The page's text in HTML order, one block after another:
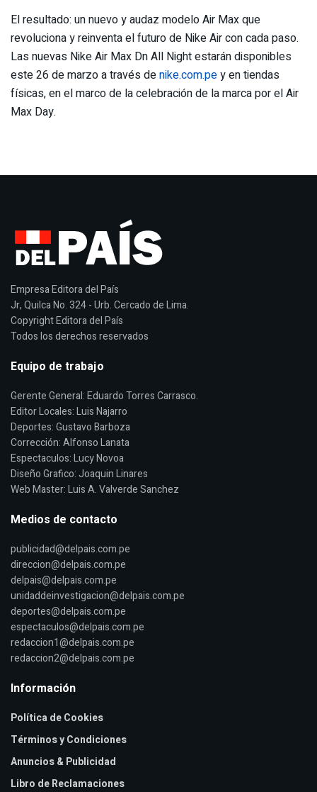
El resultado: un nuevo y audaz modelo Air Max que
revoluciona y reinventa el futuro de Nike Air con cada paso.
Las nuevas Nike Air Max Dn All Night estarán disponibles
este 26 de marzo a través denike.com.pey en tiendas
físicas, en el marco de la celebración de la marca por el Air
Max Day.
Empresa Editora del País
Jr, Quilca No. 324 - Urb. Cercado de Lima.
Copyright Editora del País
Todos los derechos reservados
Equipo de trabajo
Gerente General: Eduardo Torres Carrasco.
Editor Locales: Luis Najarro
Deportes: Gustavo Barboza
Corrección: Alfonso Lanata
Espectaculos: Lucy Novoa
Diseño Grafico: Joaquin Linares
Web Master: Luis A. Valverde Sanchez
Medios de contacto
publicidad@delpais.com.pe
direccion@delpais.com.pe
delpais@delpais.com.pe
unidaddeinvestigacion@delpais.com.pe
deportes@delpais.com.pe
espectaculos@delpais.com.pe
redaccion1@delpais.com.pe
redaccion2@delpais.com.pe
Información
Política de Cookies
Términos y Condiciones
Anuncios & Publicidad
Libro de Reclamaciones